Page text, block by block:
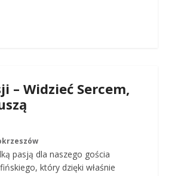
– Widzieć Sercem,
pasją dla naszego gościa
który dzięki właśnie